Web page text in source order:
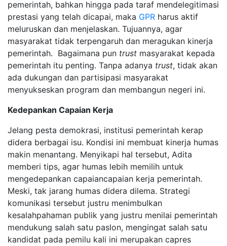
pemerintah, bahkan hingga pada taraf mendelegitimasi
prestasi yang telah dicapai, maka GPR harus aktif
meluruskan dan menjelaskan. Tujuannya, agar
masyarakat tidak terpengaruh dan meragukan kinerja
pemerintah. Bagaimana pun trust masyarakat kepada
pemerintah itu penting. Tanpa adanya trust, tidak akan
ada dukungan dan partisipasi masyarakat
menyukseskan program dan membangun negeri ini.
Kedepankan Capaian Kerja
Jelang pesta demokrasi, institusi pemerintah kerap
didera berbagai isu. Kondisi ini membuat kinerja humas
makin menantang. Menyikapi hal tersebut, Adita
memberi tips, agar humas lebih memilih untuk
mengedepankan capaiancapaian kerja pemerintah.
Meski, tak jarang humas didera dilema. Strategi
komunikasi tersebut justru menimbulkan
kesalahpahaman publik yang justru menilai pemerintah
mendukung salah satu paslon, mengingat salah satu
kandidat pada pemilu kali ini merupakan capres